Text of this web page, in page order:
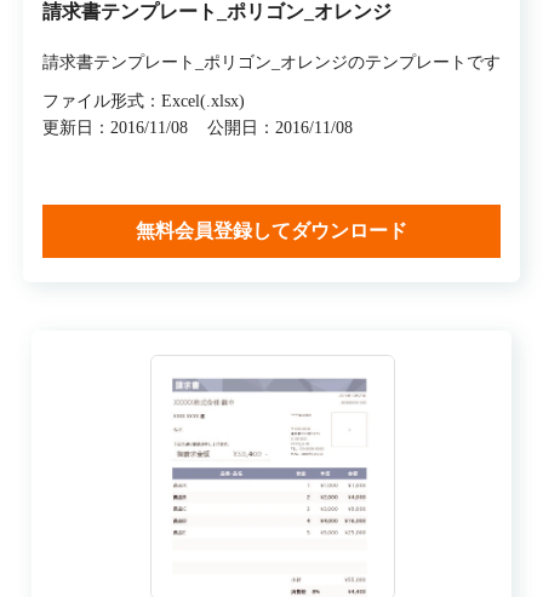
請求書テンプレート_ポリゴン_オレンジ
請求書テンプレート_ポリゴン_オレンジのテンプレートです
ファイル形式：Excel(.xlsx)
更新日：2016/11/08
公開日：2016/11/08
無料会員登録してダウンロード